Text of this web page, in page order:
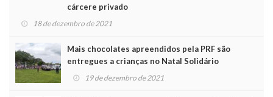
cárcere privado
18 de dezembro de 2021
Mais chocolates apreendidos pela PRF são
entregues a crianças no Natal Solidário
19 de dezembro de 2021